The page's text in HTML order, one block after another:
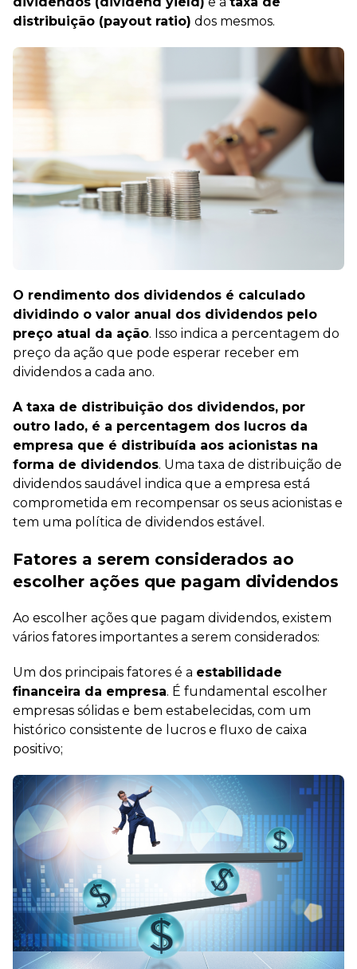
distribuição (payout ratio) dos mesmos.
O rendimento dos dividendos é calculado
dividindo o valor anual dos dividendos pelo
preço atual da ação. Isso indica a percentagem do
preço da ação que pode esperar receber em
dividendos a cada ano.
A taxa de distribuição dos dividendos, por
outro lado, é a percentagem dos lucros da
empresa que é distribuída aos acionistas na
forma de dividendos. Uma taxa de distribuição de
dividendos saudável indica que a empresa está
comprometida em recompensar os seus acionistas e
tem uma política de dividendos estável.
Fatores a serem considerados ao
escolher ações que pagam dividendos
Ao escolher ações que pagam dividendos, existem
vários fatores importantes a serem considerados:
Um dos principais fatores é a estabilidade
financeira da empresa. É fundamental escolher
empresas sólidas e bem estabelecidas, com um
histórico consistente de lucros e fluxo de caixa
positivo;